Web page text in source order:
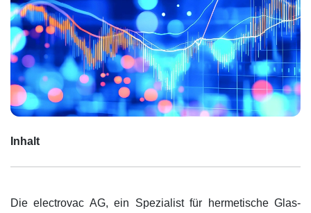
Inhalt
Die electrovac AG, ein Spezialist für hermetische Glas-